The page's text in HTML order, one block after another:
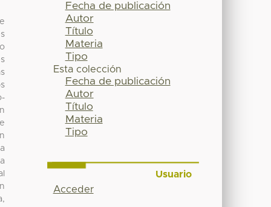
Fecha de publicación
Autor
Título
Materia
Tipo
Esta colección
Fecha de publicación
Autor
Título
Materia
Tipo
Usuario
Acceder